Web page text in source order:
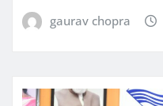
gaurav chopra